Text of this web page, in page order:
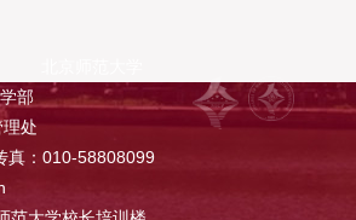
部
处
真：010-58808099